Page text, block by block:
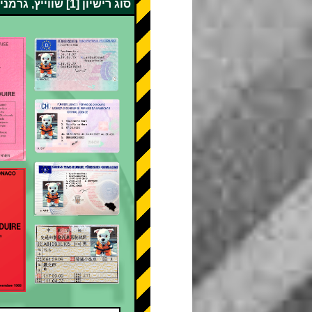
סוג רישיון [1] שווייץ, גרמניה, צרפת, בלגיה, מונקו, טייוואן